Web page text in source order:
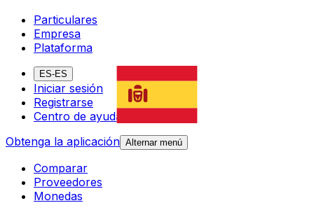
Particulares
Empresa
Plataforma
ES-ES
Iniciar sesión
Registrarse
Centro de ayuda
Obtenga la aplicación Alternar menú
Comparar
Proveedores
Monedas